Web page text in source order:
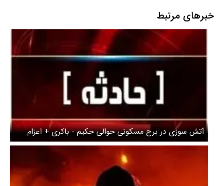
خبرهای مرتبط
آتش سوزی در برج مسکونی حوالی حکیم - باکری + اعزام
سریع تیم‌های امدادی به محل حادثه